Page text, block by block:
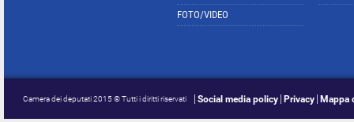
FOTO/VIDEO
Camera dei deputati 2015 © Tutti i diritti riservati Social media policy Privacy Mappa